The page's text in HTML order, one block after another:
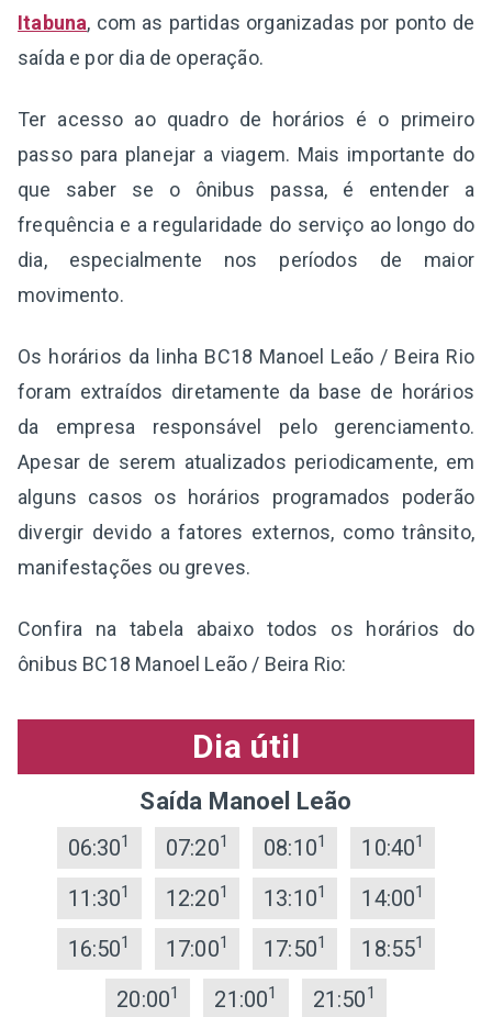
Itabuna, com as partidas organizadas por ponto de
saída e por dia de operação.
Ter acesso ao quadro de horários é o primeiro
passo para planejar a viagem. Mais importante do
que saber se o ônibus passa, é entender a
frequência e a regularidade do serviço ao longo do
dia, especialmente nos períodos de maior
movimento.
Os horários da linha BC18 Manoel Leão / Beira Rio
foram extraídos diretamente da base de horários
da empresa responsável pelo gerenciamento.
Apesar de serem atualizados periodicamente, em
alguns casos os horários programados poderão
divergir devido a fatores externos, como trânsito,
manifestações ou greves.
Confira na tabela abaixo todos os horários do
ônibus BC18 Manoel Leão / Beira Rio:
Dia útil
Saída Manoel Leão
06:301 07:201 08:101 10:401
11:301 12:201 13:101 14:001
16:501 17:001 17:501 18:551
20:001 21:001 21:501